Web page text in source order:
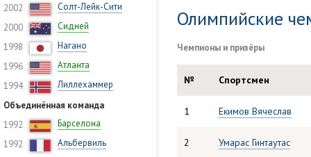
2002
Солт-Лейк-Сити
2000
Сидней
1998
Нагано
1996
Атланта
1994
Лиллехаммер
Объединённая команда
1992
Барселона
1992
Альбервиль
Олимпийские
Чемпионы и призёры
№ Спортсмен
1 Екимов Вячеслав
2 Умарас Гинтаутас